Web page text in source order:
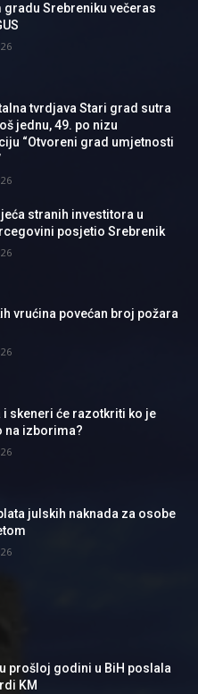
gradu Srebreniku večeras
tvrdjava Stari grad sutra
jednu, 49. po nizu
“Otvoreni grad umjetnosti
stranih investitora u
posjetio Srebrenik
vrućina povećan broj požara
i skeneri će razotkriti ko je
na izborima?
julskih naknada za osobe
prošloj godini u BiH poslala
KM